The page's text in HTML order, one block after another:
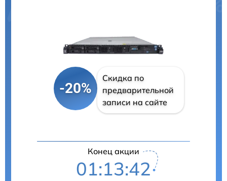
-20%
Скидка по
предварительной
записи на сайте
Конец акции
01:13:41